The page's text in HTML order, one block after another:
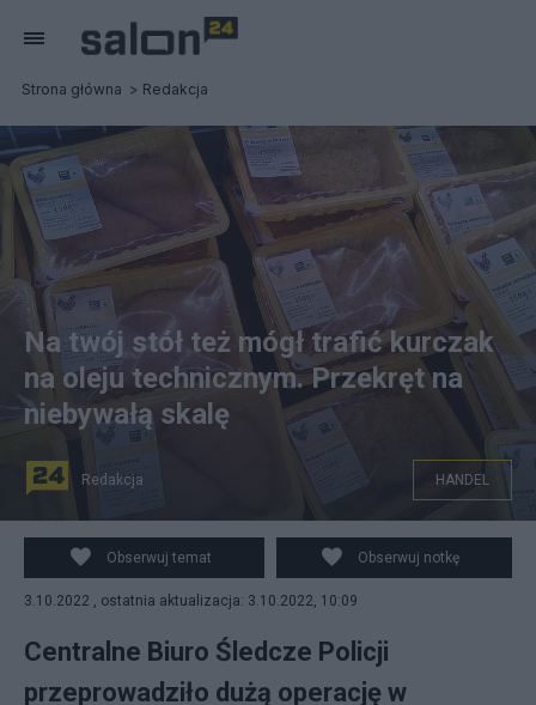
Strona główna Redakcja
W kilkudziesięciu zakładach produkcji żywności CBŚP
zabezpieczyło próbki pasz, z których wynika, że
dodawano do nich olej techniczny. Winna oszustw para
została zatrzymana. (zdjęcie ilustracyjne/Wikipedia)
Na twój stół też mógł trafić kurczak
na oleju technicznym. Przekręt na
niebywałą skalę
Redakcja HANDEL
Obserwuj temat Obserwuj notkę
3.10.2022 , ostatnia aktualizacja: 3.10.2022, 10:09
Centralne Biuro Śledcze Policji
przeprowadziło dużą operację w